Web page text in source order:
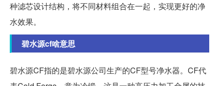
种滤芯设计结构，将不同材料组合在一起，实现更好的净
水效果。
碧水源cf啥意思
碧水源CF指的是碧水源公司生产的CF型号净水器。CF代